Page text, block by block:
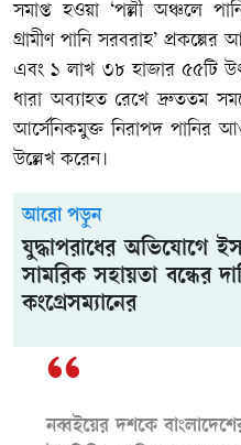
সমাপ্ত হওয়া ‘পল্লী অঞ্চলে
গ্রামীণ পানি সরবরাহ’
এবং ১ লাখ ৩৮ হাজার ৫৫টি
ধারা অব্যাহত রেখে দ্রুততম
আর্সেনিকমুক্ত নিরাপদ পানির
উল্লেখ করেন।
আরো পড়ুন
যুদ্ধাপরাধের অভিযোগে
সামরিক সহায়তা বন্ধের
কংগ্রেসম্যানের
নব্বইয়ের দশকে